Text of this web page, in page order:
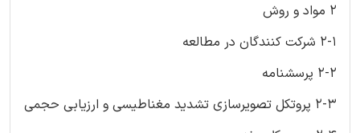
2 مواد و روش
2-1 شرکت کنندگان در مطالعه
2-2 پرسشنامه
2-3 پروتکل تصویرسازی تشدید مغناطیسی و ارزیابی حجمی